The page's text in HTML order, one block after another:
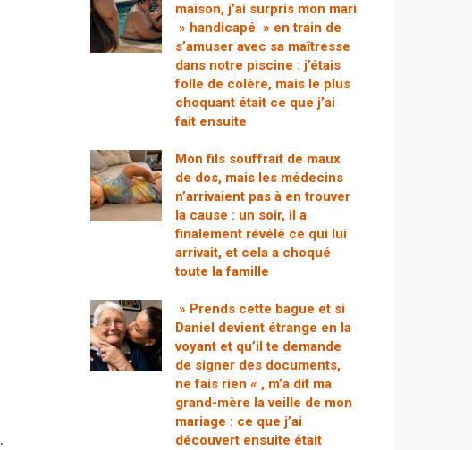
.
maison, j’ai surpris mon mari
» handicapé » en train de
s’amuser avec sa maîtresse
dans notre piscine : j’étais
folle de colère, mais le plus
choquant était ce que j’ai
fait ensuite
Mon fils souffrait de maux
de dos, mais les médecins
n’arrivaient pas à en trouver
la cause : un soir, il a
finalement révélé ce qui lui
arrivait, et cela a choqué
toute la famille
» Prends cette bague et si
Daniel devient étrange en la
voyant et qu’il te demande
de signer des documents,
ne fais rien « , m’a dit ma
grand-mère la veille de mon
mariage : ce que j’ai
découvert ensuite était